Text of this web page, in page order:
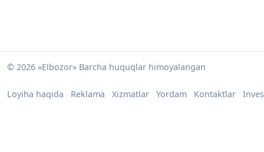
© 2026 «Elbozor» Barcha huquqlar himoyalangan
Loyiha haqida Reklama Xizmatlar Yordam Kontaktlar